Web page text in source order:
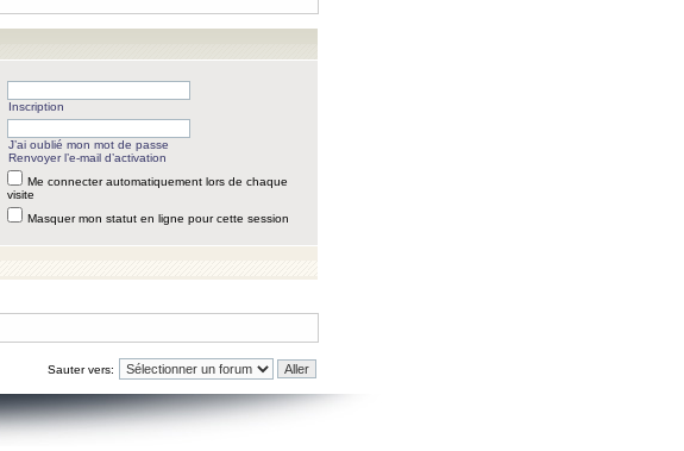
Inscription
J’ai oublié mon mot de passe
Renvoyer l’e-mail d’activation
Me connecter automatiquement lors de chaque
visite
Masquer mon statut en ligne pour cette session
Sauter vers: